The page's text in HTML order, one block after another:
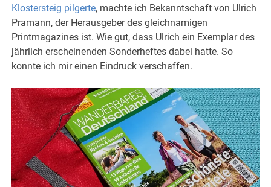
Klostersteig pilgerte, machte ich Bekanntschaft von Ulrich
Pramann, der Herausgeber des gleichnamigen
Printmagazines ist. Wie gut, dass Ulrich ein Exemplar des
jährlich erscheinenden Sonderheftes dabei hatte. So
konnte ich mir einen Eindruck verschaffen.